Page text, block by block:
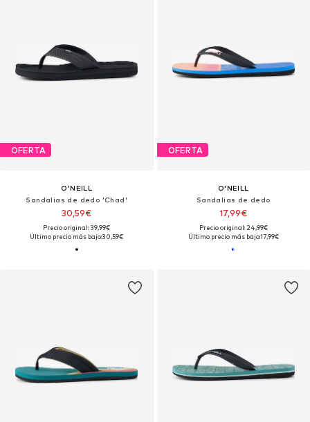
OFERTA
O'NEILL
Sandalias de dedo 'Chad'
30,59€
Precio original: 39,99€
Último precio más bajo:30,59€
OFERTA
O'NEILL
Sandalias de dedo
17,99€
Precio original: 24,99€
Último precio más bajo:17,99€